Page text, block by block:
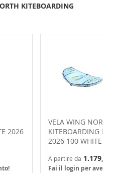
KITEBOARDING
2026
VELA WING NORTH
KITEBOARDING
2026 100 WHITE
A partire da 1.179,00
Fai il login per avere